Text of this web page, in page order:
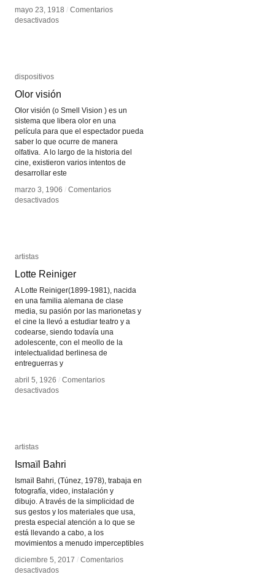
mayo 23, 1918 / Comentarios
desactivadosen
mayo 23, 1918 / Comentarios
desactivadosen
dispositivos
Olor visión
Olor visión (o Smell Vision ) es un
sistema que libera olor en una
película para que el espectador pueda
saber lo que ocurre de manera
olfativa. A lo largo de la historia del
cine, existieron varios intentos de
desarrollar este
marzo 3, 1906 / Comentarios
desactivadosen
dispositivos
Olor visión
marzo 3, 1906 / Comentarios
desactivadosen
artistas
Lotte Reiniger
A Lotte Reiniger(1899-1981), nacida
en una familia alemana de clase
media, su pasión por las marionetas y
el cine la llevó a estudiar teatro y a
codearse, siendo todavía una
adolescente, con el meollo de la
intelectualidad berlinesa de
entreguerras y
abril 5, 1926 / Comentarios
desactivadosen
artistas
Lotte Reiniger
abril 5, 1926 / Comentarios
desactivadosen
artistas
Ismaïl Bahri
Ismaïl Bahri, (Túnez, 1978), trabaja en
fotografía, video, instalación y
dibujo. A través de la simplicidad de
sus gestos y los materiales que usa,
presta especial atención a lo que se
está llevando a cabo, a los
movimientos a menudo imperceptibles
diciembre 5, 2017 / Comentarios
desactivadosen
artistas
Ismaïl Bahri
diciembre 5, 2017 / Comentarios
desactivadosen